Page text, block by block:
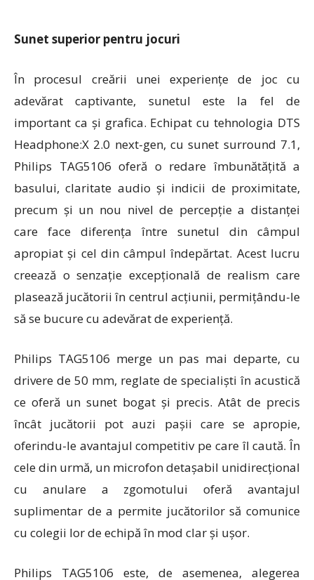
Sunet superior pentru jocuri
În procesul creării unei experiențe de joc cu
adevărat captivante, sunetul este la fel de
important ca și grafica. Echipat cu tehnologia DTS
Headphone:X 2.0 next-gen, cu sunet surround 7.1,
Philips TAG5106 oferă o redare îmbunătățită a
basului, claritate audio și indicii de proximitate,
precum și un nou nivel de percepție a distanței
care face diferența între sunetul din câmpul
apropiat și cel din câmpul îndepărtat. Acest lucru
creează o senzație excepțională de realism care
plasează jucătorii în centrul acțiunii, permițându-le
să se bucure cu adevărat de experiență.
Philips TAG5106 merge un pas mai departe, cu
drivere de 50 mm, reglate de specialiști în acustică
ce oferă un sunet bogat și precis. Atât de precis
încât jucătorii pot auzi pașii care se apropie,
oferindu-le avantajul competitiv pe care îl caută. În
cele din urmă, un microfon detașabil unidirecțional
cu anulare a zgomotului oferă avantajul
suplimentar de a permite jucătorilor să comunice
cu colegii lor de echipă în mod clar și ușor.
Philips TAG5106 este, de asemenea, alegerea